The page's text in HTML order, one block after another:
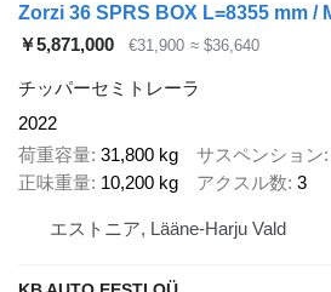
Zorzi 36 SPRS BOX L=8355 mm /
￥5,871,000
€31,900 ≈ $36,640
チッパーセミトレーラ
2022
荷重容量 31,800 kg サスペンション
正味重量 10,200 kg アクスル数 3
エストニア, Lääne-Harju Vald